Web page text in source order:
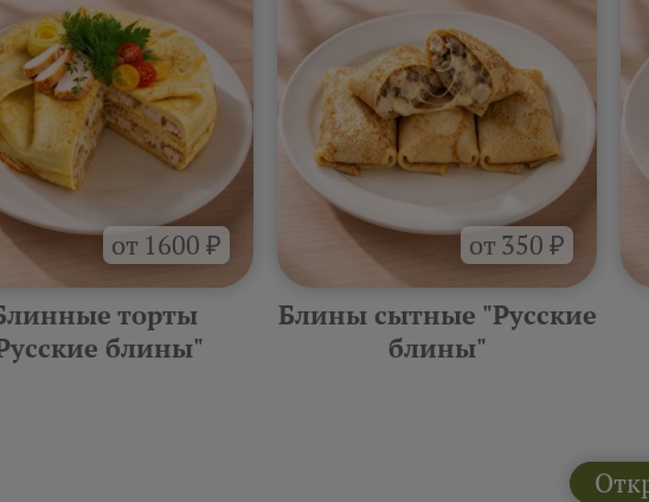
от 1600 ₽
торты
блины"
от 350 ₽
Блины сытные "Русские
блины"